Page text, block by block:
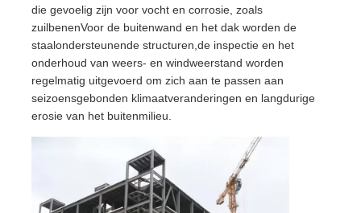
die gevoelig zijn voor vocht en corrosie, zoals
zuilbenenVoor de buitenwand en het dak worden de
staalondersteunende structuren,de inspectie en het
onderhoud van weers- en windweerstand worden
regelmatig uitgevoerd om zich aan te passen aan
seizoensgebonden klimaatveranderingen en langdurige
erosie van het buitenmilieu.